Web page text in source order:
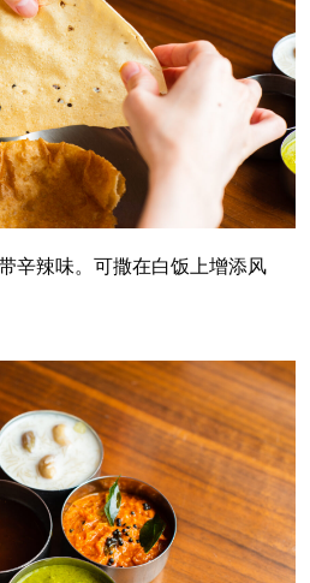
辛辣味。可撒在白饭上增添风